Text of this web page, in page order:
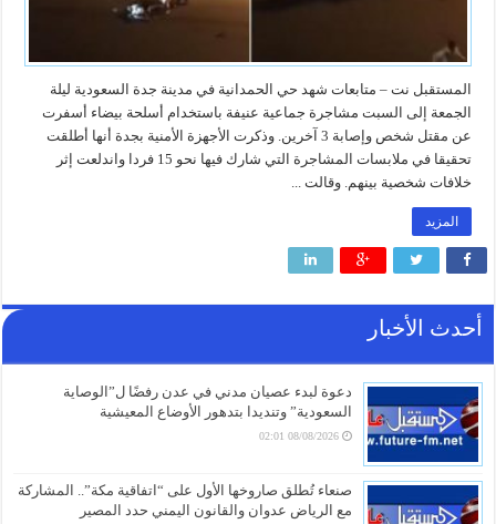
المستقبل نت – متابعات شهد حي الحمدانية في مدينة جدة السعودية ليلة
الجمعة إلى السبت مشاجرة جماعية عنيفة باستخدام أسلحة بيضاء أسفرت
عن مقتل شخص وإصابة 3 آخرين. وذكرت الأجهزة الأمنية بجدة أنها أطلقت
تحقيقا في ملابسات المشاجرة التي شارك فيها نحو 15 فردا واندلعت إثر
خلافات شخصية بينهم. وقالت ...
المزيد
أحدث الأخبار
دعوة لبدء عصيان مدني في عدن رفضًا ل”الوصاية
السعودية” وتنديدا بتدهور الأوضاع المعيشية
08/08/2026 02:01
صنعاء تُطلق صاروخها الأول على “اتفاقية مكة”.. المشاركة
مع الرياض عدوان والقانون اليمني حدد المصير